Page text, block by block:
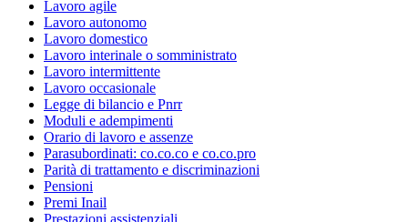
Lavoro agile
Lavoro autonomo
Lavoro domestico
Lavoro interinale o somministrato
Lavoro intermittente
Lavoro occasionale
Legge di bilancio e Pnrr
Moduli e adempimenti
Orario di lavoro e assenze
Parasubordinati: co.co.co e co.co.pro
Parità di trattamento e discriminazioni
Pensioni
Premi Inail